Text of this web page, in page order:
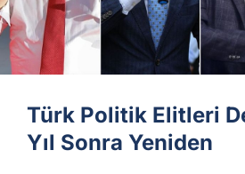
Türk Politik Elitleri
Yıl Sonra Yeniden